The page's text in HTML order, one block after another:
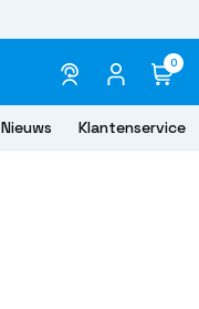
0
Nieuws Klantenservice